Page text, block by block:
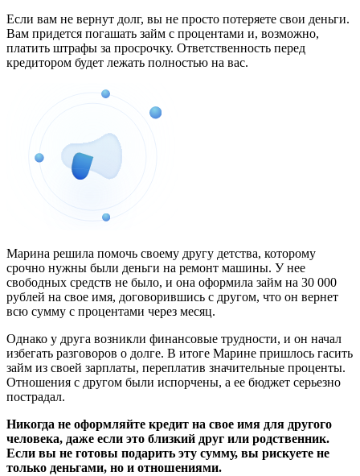
Если вам не вернут долг, вы не просто потеряете свои деньги.
Вам придется погашать займ с процентами и, возможно,
платить штрафы за просрочку. Ответственность перед
кредитором будет лежать полностью на вас.
Марина решила помочь своему другу детства, которому
срочно нужны были деньги на ремонт машины. У нее
свободных средств не было, и она оформила займ на 30 000
рублей на свое имя, договорившись с другом, что он вернет
всю сумму с процентами через месяц.
Однако у друга возникли финансовые трудности, и он начал
избегать разговоров о долге. В итоге Марине пришлось гасить
займ из своей зарплаты, переплатив значительные проценты.
Отношения с другом были испорчены, а ее бюджет серьезно
пострадал.
Никогда не оформляйте кредит на свое имя для другого
человека, даже если это близкий друг или родственник.
Если вы не готовы подарить эту сумму, вы рискуете не
только деньгами, но и отношениями.